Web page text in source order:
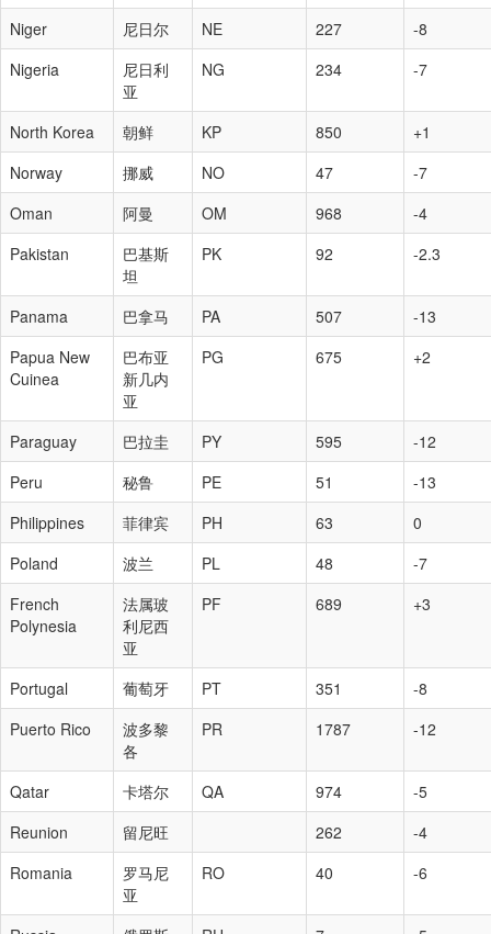
Niger 尼日尔 NE 227
-8
Nigeria
尼日利
亚
NG 234 -7
North Korea 朝鲜 KP 850
+1
Norway
挪威 NO 47
-7
Oman
阿曼 OM 968
-4
Pakistan
巴基斯
坦
PK 92 -2.3
Panama 巴拿马 PA 507
-13
Papua New
Cuinea
巴布亚
新几内
亚
PG 675 +2
Paraguay 巴拉圭 PY 595
-12
Peru
秘鲁 PE 51
-13
Philippines
菲律宾 PH 63
0
Poland
波兰 PL 48
-7
French
Polynesia
法属玻
利尼西
亚
PF 689 +3
Portugal 葡萄牙 PT 351
-8
Puerto Rico
波多黎
各
PR 1787 -12
Qatar 卡塔尔 QA 974
-5
Reunion
留尼旺 262
-4
Romania
罗马尼
亚
RO 40 -6